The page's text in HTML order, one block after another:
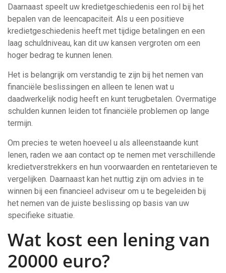
Daarnaast speelt uw kredietgeschiedenis een rol bij het
bepalen van de leencapaciteit. Als u een positieve
kredietgeschiedenis heeft met tijdige betalingen en een
laag schuldniveau, kan dit uw kansen vergroten om een
hoger bedrag te kunnen lenen.
Het is belangrijk om verstandig te zijn bij het nemen van
financiële beslissingen en alleen te lenen wat u
daadwerkelijk nodig heeft en kunt terugbetalen. Overmatige
schulden kunnen leiden tot financiële problemen op lange
termijn.
Om precies te weten hoeveel u als alleenstaande kunt
lenen, raden we aan contact op te nemen met verschillende
kredietverstrekkers en hun voorwaarden en rentetarieven te
vergelijken. Daarnaast kan het nuttig zijn om advies in te
winnen bij een financieel adviseur om u te begeleiden bij
het nemen van de juiste beslissing op basis van uw
specifieke situatie.
Wat kost een lening van
20000 euro?